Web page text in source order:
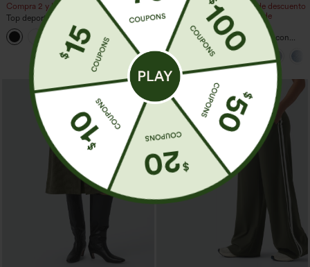
Compra 2 y llévate 1 gratis
Top deportivo de yoga de un solo
hombro, manga larga con agujero para
el pulgar, dobladillo curvo estilo high-
low (frente más corto, espalda más
larga), de secado rápido, con sujetador
incorporado
+3
Compra 2 y obtén un 10% de descuento
| Compra 3 y obtén un 20% de
descuento
Halara Flex™ jeans de talle alto con
bolsillos, dobladillo enrollado, pierna
ancha y efecto lavado, estilo casual